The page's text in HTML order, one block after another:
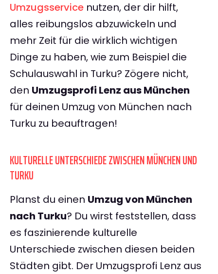
Umzugsservice nutzen, der dir hilft,
alles reibungslos abzuwickeln und
mehr Zeit für die wirklich wichtigen
Dinge zu haben, wie zum Beispiel die
Schulauswahl in Turku? Zögere nicht,
den Umzugsprofi Lenz aus München
für deinen Umzug von München nach
Turku zu beauftragen!
KULTURELLE UNTERSCHIEDE ZWISCHEN MÜNCHEN UND
TURKU
Planst du einen Umzug von München
nach Turku? Du wirst feststellen, dass
es faszinierende kulturelle
Unterschiede zwischen diesen beiden
Städten gibt. Der Umzugsprofi Lenz aus